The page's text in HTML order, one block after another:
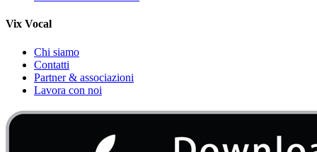
Vix Vocal
Chi siamo
Contatti
Partner & associazioni
Lavora con noi